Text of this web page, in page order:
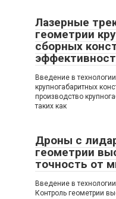
Лазерные
геометрии
сборных
Введение в
крупногабаритных
производство
таких как
Дроны с
геометрии
точность от
Введение в
Контроль геометрии